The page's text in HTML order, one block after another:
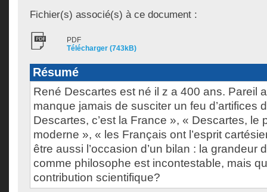
Fichier(s) associé(s) à ce document :
PDF
Télécharger (743kB)
Résumé
René Descartes est né il z a 400 ans. Pareil
manque jamais de susciter un feu d’artifices
Descartes, c’est la France », « Descartes, le
moderne », « les Français ont l’esprit
être aussi l’occasion d’un bilan : la grandeur
comme philosophe est incontestable, mais
contribution scientifique?